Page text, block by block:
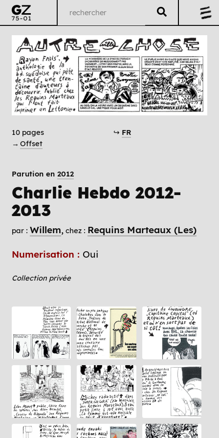
10 pages
→ Offset
↪ FR
Parution en 2012
Charlie Hebdo 2012-
2013
par : Willem chez : Requins Marteaux (Les)
Numerisation : Oui
Collection privée